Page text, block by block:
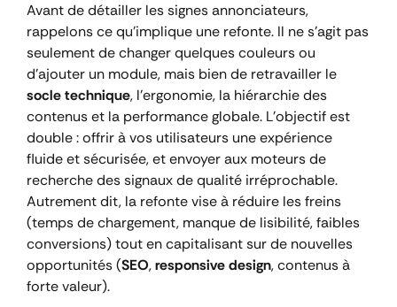
Avant de détailler les signes annonciateurs,
rappelons ce qu’implique une refonte. Il ne s’agit pas
seulement de changer quelques couleurs ou
d’ajouter un module, mais bien de retravailler le
socle technique, l’ergonomie, la hiérarchie des
contenus et la performance globale. L’objectif est
double : offrir à vos utilisateurs une expérience
fluide et sécurisée, et envoyer aux moteurs de
recherche des signaux de qualité irréprochable.
Autrement dit, la refonte vise à réduire les freins
(temps de chargement, manque de lisibilité, faibles
conversions) tout en capitalisant sur de nouvelles
opportunités (SEO,responsive design, contenus à
forte valeur).